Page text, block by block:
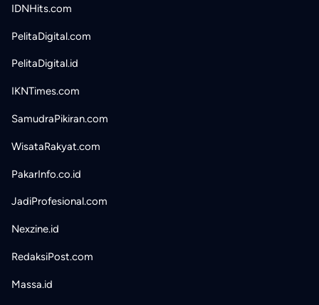
IDNHits.com
PelitaDigital.com
PelitaDigital.id
IKNTimes.com
SamudraPikiran.com
WisataRakyat.com
PakarInfo.co.id
JadiProfesional.com
Nexzine.id
RedaksiPost.com
Massa.id